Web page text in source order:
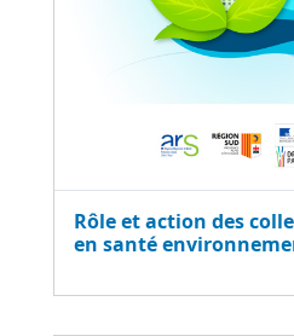
Rôle et action des
en santé